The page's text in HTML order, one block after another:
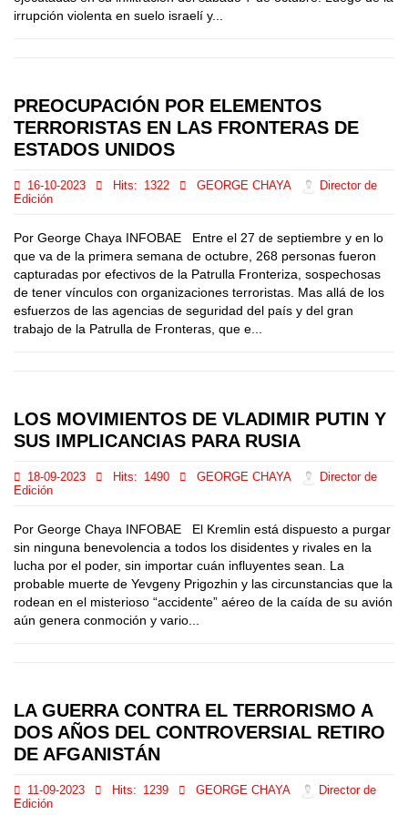
irrupción violenta en suelo israelí y...
PREOCUPACIÓN POR ELEMENTOS
TERRORISTAS EN LAS FRONTERAS DE
ESTADOS UNIDOS
16-10-2023 Hits: 1322 GEORGE CHAYA
Director de
Edición
Por George Chaya INFOBAE Entre el 27 de septiembre y en lo
que va de la primera semana de octubre, 268 personas fueron
capturadas por efectivos de la Patrulla Fronteriza, sospechosas
de tener vínculos con organizaciones terroristas. Mas allá de los
esfuerzos de las agencias de seguridad del país y del gran
trabajo de la Patrulla de Fronteras, que e...
LOS MOVIMIENTOS DE VLADIMIR PUTIN Y
SUS IMPLICANCIAS PARA RUSIA
18-09-2023 Hits: 1490 GEORGE CHAYA
Director de
Edición
Por George Chaya INFOBAE El Kremlin está dispuesto a purgar
sin ninguna benevolencia a todos los disidentes y rivales en la
lucha por el poder, sin importar cuán influyentes sean. La
probable muerte de Yevgeny Prigozhin y las circunstancias que la
rodean en el misterioso “accidente” aéreo de la caída de su avión
aún genera conmoción y vario...
LA GUERRA CONTRA EL TERRORISMO A
DOS AÑOS DEL CONTROVERSIAL RETIRO
DE AFGANISTÁN
11-09-2023 Hits: 1239 GEORGE CHAYA
Director de
Edición